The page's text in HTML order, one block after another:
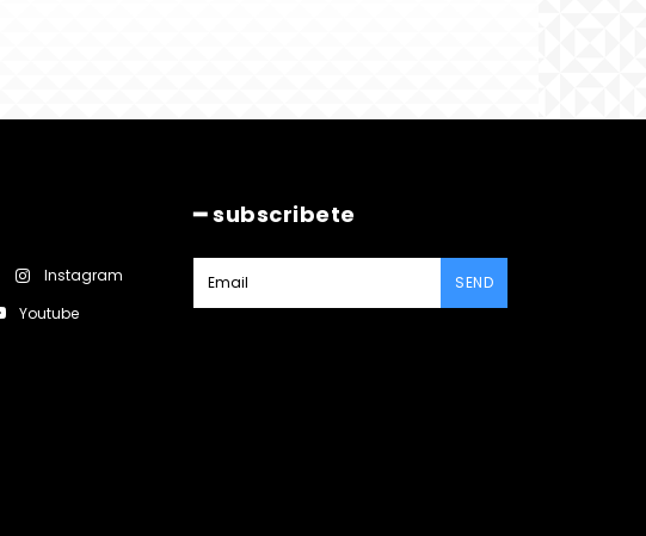
Instagram
Youtube
━ subscribete
SEND